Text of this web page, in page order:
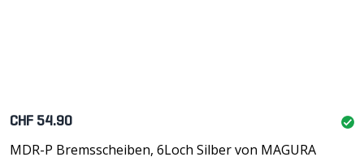
CHF 54.90
MDR-P Bremsscheiben, 6Loch Silber von MAGURA